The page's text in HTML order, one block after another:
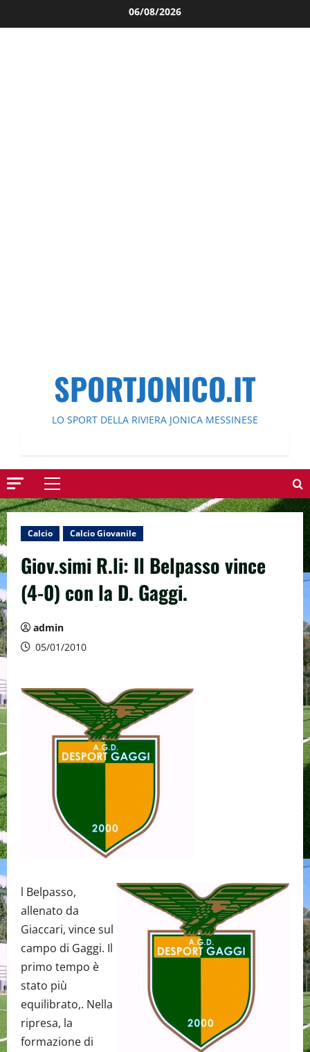
al
06/08/2026
SPORTJONICO.IT
LO SPORT DELLA RIVIERA JONICA MESSINESE
Menu
principale
Calcio Calcio Giovanile
Giov.simi R.li: Il Belpasso vince
(4-0) con la D. Gaggi.
admin
05/01/2010
l Belpasso,
allenato da
Giaccari, vince sul
campo di Gaggi. Il
primo tempo è
stato più
equilibrato,. Nella
ripresa, la
formazione di